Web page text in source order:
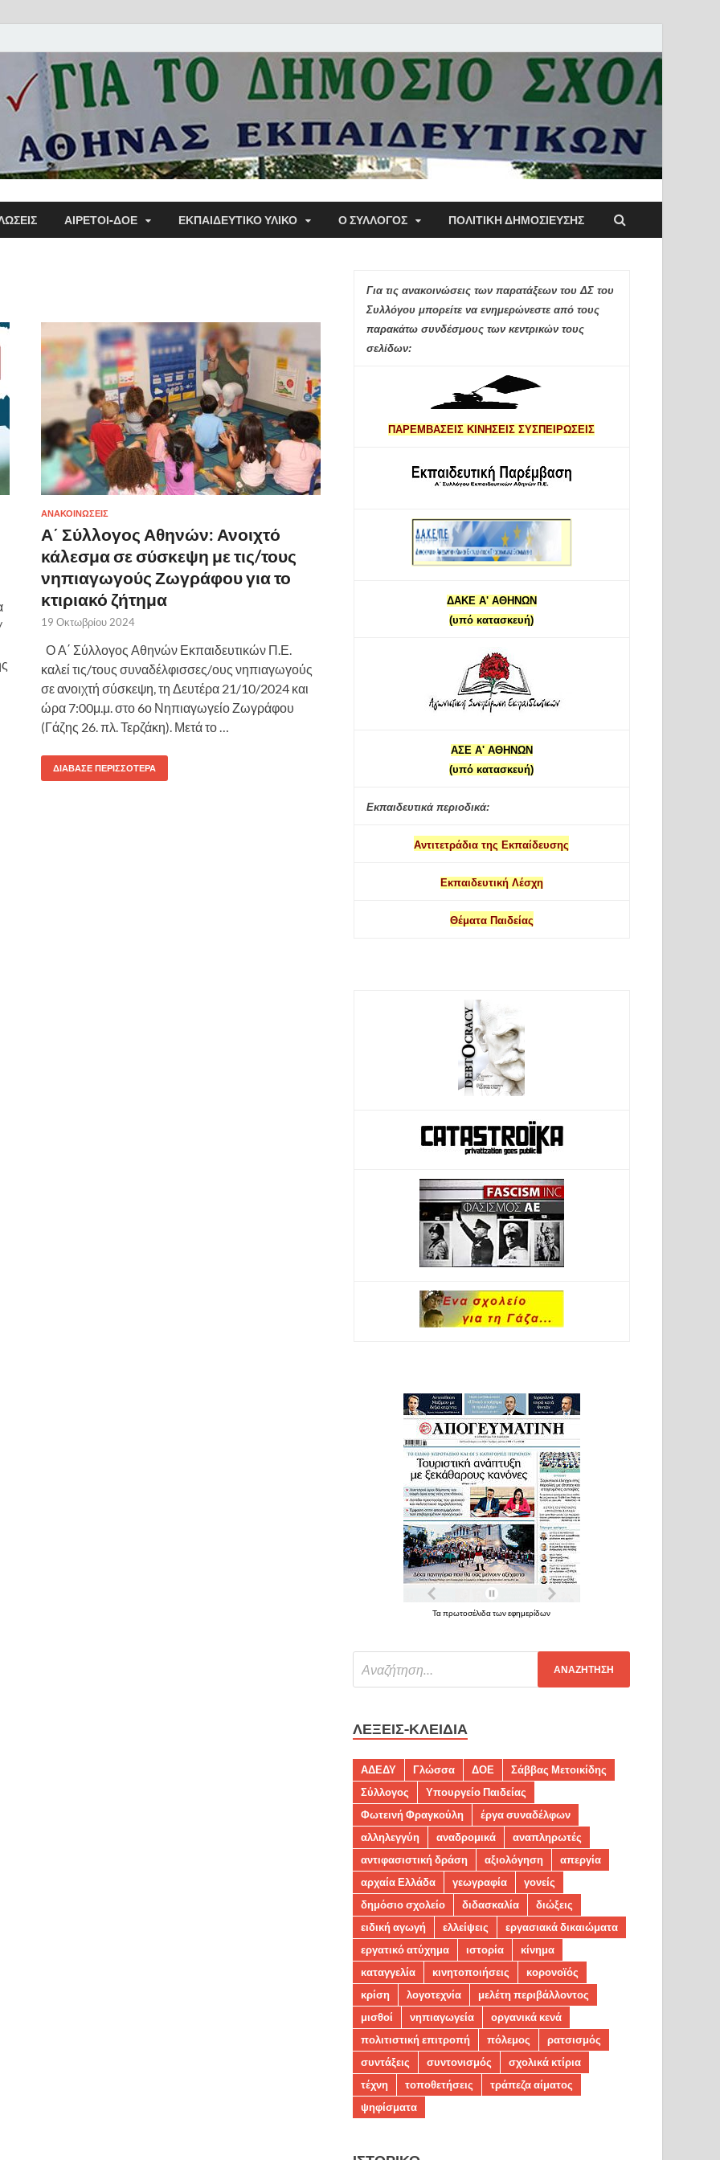
Α΄ Σύλλογος Αθηνών
Εκπαιδευτικών Π.Ε.
ΑΙΡΕΤΟΙ-ΔΟΕ ΕΚΠΑΙΔΕΥΤΙΚΌ ΥΛΙΚΌ Ο ΣΥΛΛΟΓΟΣ ΠΟΛΙΤΙΚΉ ΔΗΜΟΣΊΕΥΣΗΣ
ΑΝΑΚΟΙΝΩΣΕΙΣ
Α΄ Σύλλογος Αθηνών: Ανοιχτό
κάλεσμα σε σύσκεψη με τις/τους
νηπιαγωγούς Ζωγράφου για το
κτιριακό ζήτημα
19 Οκτωβρίου 2024
Ο Α΄ Σύλλογος Αθηνών Εκπαιδευτικών Π.Ε.
καλεί τις/τους συναδέλφισσες/ους νηπιαγωγούς
σε ανοιχτή σύσκεψη, τη Δευτέρα 21/10/2024 και
ώρα 7:00μ.μ. στο 6ο Νηπιαγωγείο Ζωγράφου
(Γάζης 26. πλ. Τερζάκη). Μετά το …
ΔΙΆΒΑΣΕ ΠΕΡΙΣΣΌΤΕΡΑ
Για τις ανακοινώσεις των παρατάξεων του ΔΣ του
Συλλόγου μπορείτε να ενημερώνεστε από τους
παρακάτω συνδέσμους των κεντρικών τους
σελίδων:
ΠΑΡΕΜΒΑΣΕΙΣ ΚΙΝΗΣΕΙΣ ΣΥΣΠΕΙΡΩΣΕΙΣ
ΔΑΚΕ Α' ΑΘΗΝΩΝ
(υπό κατασκευή)
ΑΣΕ Α' ΑΘΗΝΩΝ
(υπό κατασκευή)
Εκπαιδευτικά περιοδικά:
Αντιτετράδια της Εκπαίδευσης
Εκπαιδευτική Λέσχη
Θέματα Παιδείας
Τα πρωτοσέλιδα των εφημερίδων
ΛΈΞΕΙΣ-ΚΛΕΙΔΙΆ
ΑΔΕΔΥ Γλώσσα ΔΟΕ
Σάββας Μετοικίδης
Σύλλογος
Υπουργείο Παιδείας
Φωτεινή Φραγκούλη
έργα συναδέλφων
αλληλεγγύη
αναδρομικά
αναπληρωτές
αντιφασιστική δράση
αξιολόγηση
απεργία
αρχαία Ελλάδα
γεωγραφία
γονείς
δημόσιο σχολείο
διδασκαλία
διώξεις
ειδική αγωγή
ελλείψεις
εργασιακά δικαιώματα
εργατικό ατύχημα
ιστορία
κίνημα
καταγγελία
κινητοποιήσεις
κορονοϊός
κρίση
λογοτεχνία
μελέτη περιβάλλοντος
μισθοί
νηπιαγωγεία
οργανικά κενά
πολιτιστική επιτροπή
πόλεμος
ρατσισμός
συντάξεις
συντονισμός
σχολικά κτίρια
τέχνη
τοποθετήσεις
τράπεζα αίματος
ψηφίσματα